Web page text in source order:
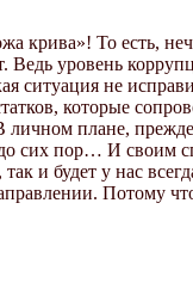
крива»! То есть,
Ведь уровень
ситуация не
которые
плане, прежде
сих пор… И своим
и будет у нас
Потому